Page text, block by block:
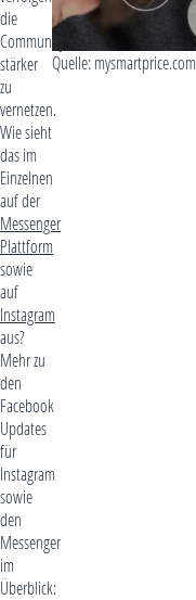
die
Community
stärker
zu
vernetzen.
Wie sieht
das im
Einzelnen
auf der
Messenger
Plattform
sowie
auf
Instagram
aus?
Mehr zu
den
Facebook
Updates
für
Instagram
sowie
den
Messenger
im
Überblick:
Quelle: mysmartprice.com